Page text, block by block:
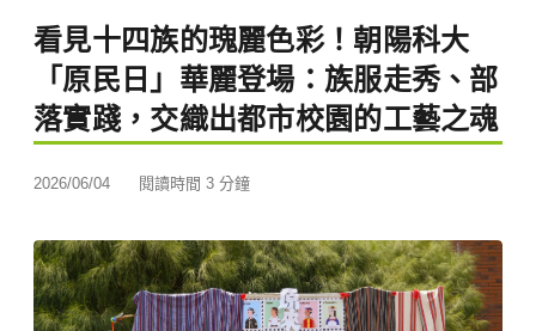
看見十四族的瑰麗色彩！朝陽科大
「原民日」華麗登場：族服走秀、部
落實踐，交織出都市校園的工藝之魂
2026/06/04 閱讀時間 3 分鐘